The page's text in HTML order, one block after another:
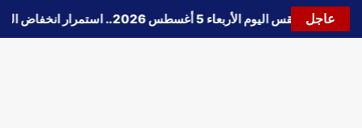
عاجل
🔵حالة الطقس اليوم الأربعاء 5 أغسطس 2026.. استمرار انخفاض الحرارة وتحذيرات من الشبورة واضطراب الملاحة